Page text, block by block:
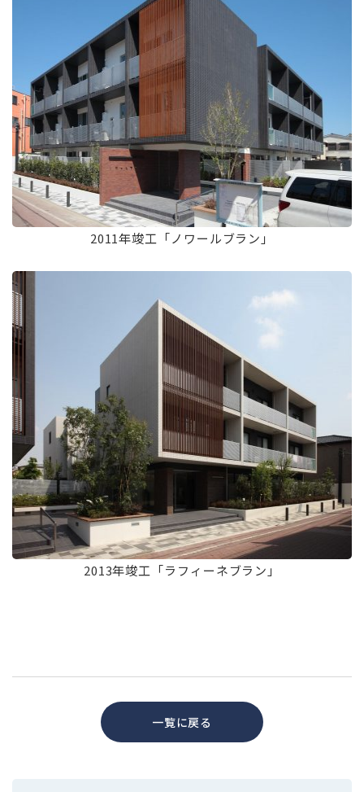
2011年竣工「ノワールブラン」
2013年竣工「ラフィーネブラン」
一覧に戻る